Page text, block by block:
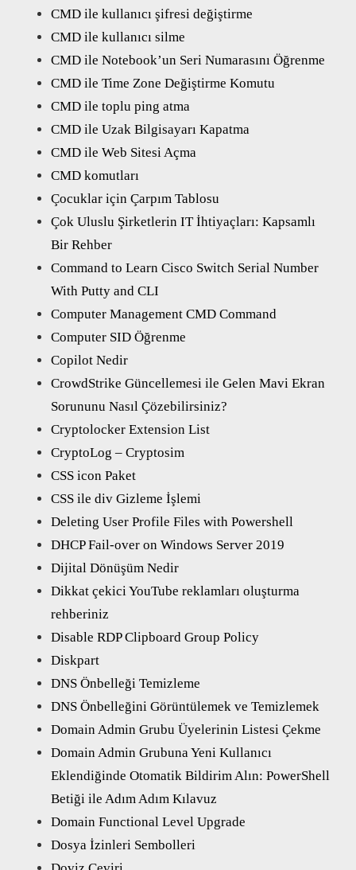
CMD ile kullanıcı şifresi değiştirme
CMD ile kullanıcı silme
CMD ile Notebook’un Seri Numarasını Öğrenme
CMD ile Time Zone Değiştirme Komutu
CMD ile toplu ping atma
CMD ile Uzak Bilgisayarı Kapatma
CMD ile Web Sitesi Açma
CMD komutları
Çocuklar için Çarpım Tablosu
Çok Uluslu Şirketlerin IT İhtiyaçları: Kapsamlı
Bir Rehber
Command to Learn Cisco Switch Serial Number
With Putty and CLI
Computer Management CMD Command
Computer SID Öğrenme
Copilot Nedir
CrowdStrike Güncellemesi ile Gelen Mavi Ekran
Sorununu Nasıl Çözebilirsiniz?
Cryptolocker Extension List
CryptoLog – Cryptosim
CSS icon Paket
CSS ile div Gizleme İşlemi
Deleting User Profile Files with Powershell
DHCP Fail-over on Windows Server 2019
Dijital Dönüşüm Nedir
Dikkat çekici YouTube reklamları oluşturma
rehberiniz
Disable RDP Clipboard Group Policy
Diskpart
DNS Önbelleği Temizleme
DNS Önbelleğini Görüntülemek ve Temizlemek
Domain Admin Grubu Üyelerinin Listesi Çekme
Domain Admin Grubuna Yeni Kullanıcı
Eklendiğinde Otomatik Bildirim Alın: PowerShell
Betiği ile Adım Adım Kılavuz
Domain Functional Level Upgrade
Dosya İzinleri Sembolleri